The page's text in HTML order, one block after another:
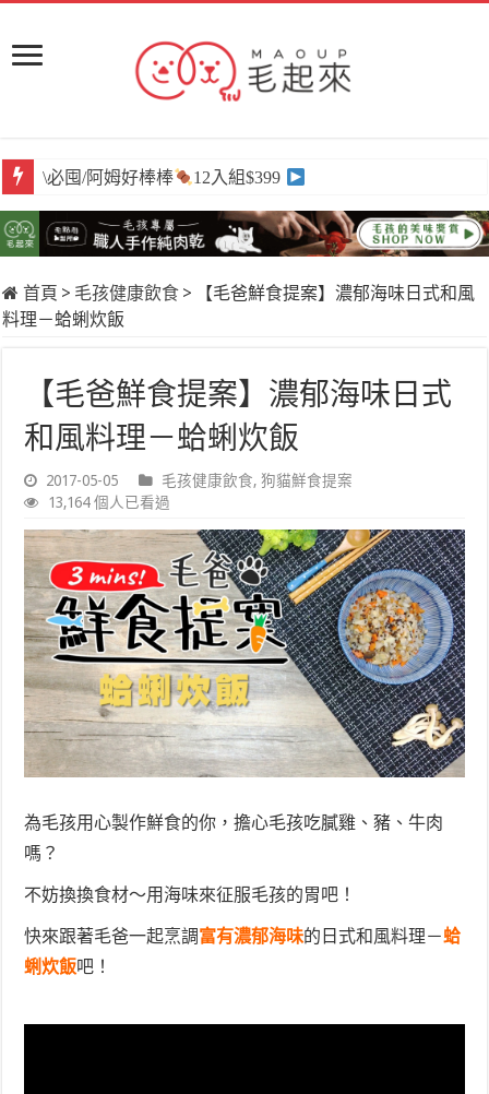
\必囤/阿姆好棒棒 12入組$399
首頁 > 毛孩健康飲食 >
【毛爸鮮食提案】濃郁海味日式和風
料理－蛤蜊炊飯
【毛爸鮮食提案】濃郁海味日式
和風料理－蛤蜊炊飯
2017-05-05 毛孩健康飲食,狗貓鮮食提案
13,164 個人已看過
為毛孩用心製作鮮食的你，擔心毛孩吃膩雞、豬、牛肉
嗎？
不妨換換食材～用海味來征服毛孩的胃吧！
快來跟著毛爸一起烹調富有濃郁海味的日式和風料理－蛤
蜊炊飯吧！